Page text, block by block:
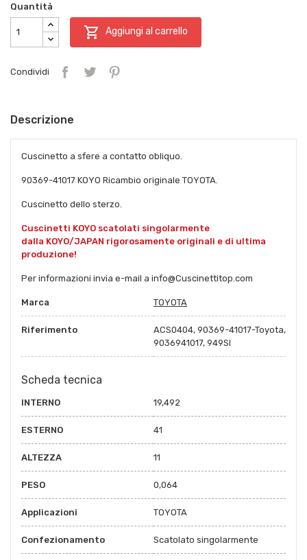
Quantità
 Aggiungi al carrello
Condividi
Descrizione
Cuscinetto a sfere a contatto obliquo.
90369-41017 KOYO Ricambio originale TOYOTA.
Cuscinetto dello sterzo.
Cuscinetti KOYO scatolati singolarmente
dalla KOYO/JAPAN rigorosamente originali e di ultima
produzione!
Per informazioni invia e-mail a info@Cuscinettitop.com
Marca TOYOTA
Riferimento
ACS0404, 90369-41017-Toyota,
9036941017, 949SI
Scheda tecnica
INTERNO 19,492
ESTERNO 41
ALTEZZA 11
PESO 0,064
Applicazioni TOYOTA
Confezionamento Scatolato singolarmente